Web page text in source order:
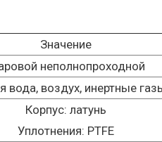
Значение
неполнопроходной
вода, воздух, инертные
Корпус: латунь
Уплотнения: PTFE